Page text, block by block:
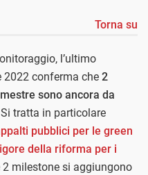
Torna su
l’ultimo
2022 conferma che 2
sono ancora da
tratta in particolare
pubblici per le green
della riforma per i
2 milestone si aggiungono